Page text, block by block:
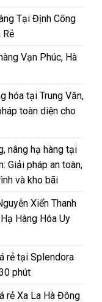
Tại Định Công
Rẻ
Vạn Phúc, Hà
hóa tại Trung Văn,
toàn diện cho
nâng hạ hàng tại
Giải pháp an toàn,
và kho bãi
Xiển Thanh
Hàng Hóa Uy
rẻ tại Splendora
phút
rẻ Xa La Hà Đông